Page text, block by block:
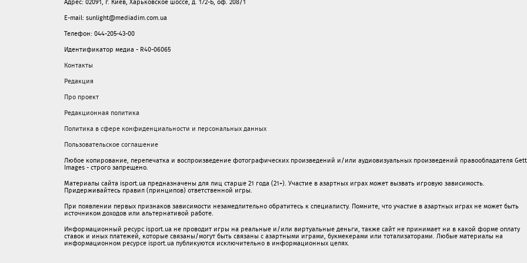
Адрес: 02091, г. Киев, Харьковское шоссе, д. 172-Б, оф. 208/1
E-mail: sunlight@mediadim.com.ua
Телефон: 044-205-43-00
Идентификатор медиа - R40-06065
Контакты
Редакция
Про проект
Редакционная политика
Политика в сфере конфиденциальности и персональных данных
Пользовательское соглашение
Любое копирование, перепечатка и воспроизведение фотографических произведений и/или аудиовизуальных произведений правообладателя
Images - строго запрещено.
Материалы сайта isport.ua предназначены для лиц старше 21 года (21+). Участие в азартных играх может вызвать игровую зависимость.
Придерживайтесь правил (принципов) ответственной игры.
При появлении первых признаков зависимости незамедлительно обратитесь к специалисту. Помните, что участие в азартных играх не может быть
источником доходов или альтернативой работе.
Информационный ресурс isport.ua не проводит игры на реальные и/или виртуальные деньги, также сайт не принимает ни в какой форме oплaту
ставок и иных платежей, которые связаны/могут быть связаны c азартными игрaми, букмекерами или тотализаторами. Любые материалы на
информационном ресурсе isport.ua публикуютcя исключительно в информационных целях.